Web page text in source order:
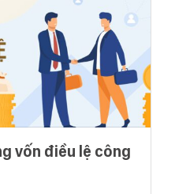
vốn điều lệ công